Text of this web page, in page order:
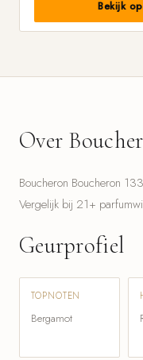
Bekijk
Over
Boucheron Boucheron
Vergelijk bij 21+
Geurprofiel
TOPNOTEN
Bergamot